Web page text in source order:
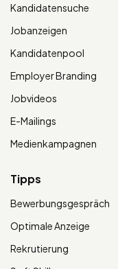
Kandidatensuche
Jobanzeigen
Kandidatenpool
Employer Branding
Jobvideos
E-Mailings
Medienkampagnen
Tipps
Bewerbungsgespräch
Optimale Anzeige
Rekrutierung